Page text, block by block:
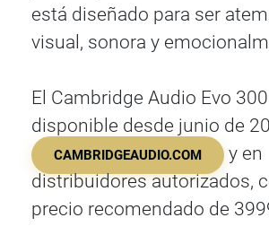
está diseñado para ser
visual, sonora y
El Cambridge Audio Evo
disponible desde junio de
CAMBRIDGEAUDIO.COM
y en
distribuidores autorizados,
precio recomendado de